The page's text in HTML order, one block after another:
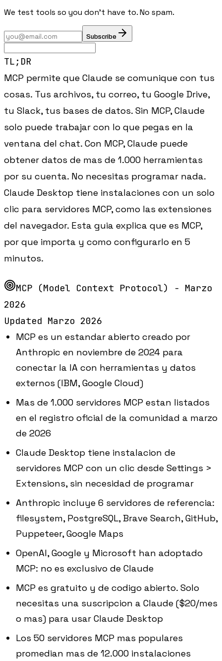
We test tools so you don't have to. No spam.
Subscribe
TL;DR
MCP permite que Claude se comunique con tus
cosas. Tus archivos, tu correo, tu Google Drive,
tu Slack, tus bases de datos. Sin MCP, Claude
solo puede trabajar con lo que pegas en la
ventana del chat. Con MCP, Claude puede
obtener datos de mas de 1.000 herramientas
por su cuenta. No necesitas programar nada.
Claude Desktop tiene instalaciones con un solo
clic para servidores MCP, como las extensiones
del navegador. Esta guia explica que es MCP,
por que importa y como configurarlo en 5
minutos.
MCP (Model Context Protocol) - Marzo
2026
Updated Marzo 2026
MCP es un estandar abierto creado por
Anthropic en noviembre de 2024 para
conectar la IA con herramientas y datos
externos (IBM, Google Cloud)
Mas de 1.000 servidores MCP estan listados
en el registro oficial de la comunidad a marzo
de 2026
Claude Desktop tiene instalacion de
servidores MCP con un clic desde Settings >
Extensions, sin necesidad de programar
Anthropic incluye 6 servidores de referencia:
filesystem, PostgreSQL, Brave Search, GitHub,
Puppeteer, Google Maps
OpenAI, Google y Microsoft han adoptado
MCP: no es exclusivo de Claude
MCP es gratuito y de codigo abierto. Solo
necesitas una suscripcion a Claude ($20/mes
o mas) para usar Claude Desktop
Los 50 servidores MCP mas populares
promedian mas de 12.000 instalaciones